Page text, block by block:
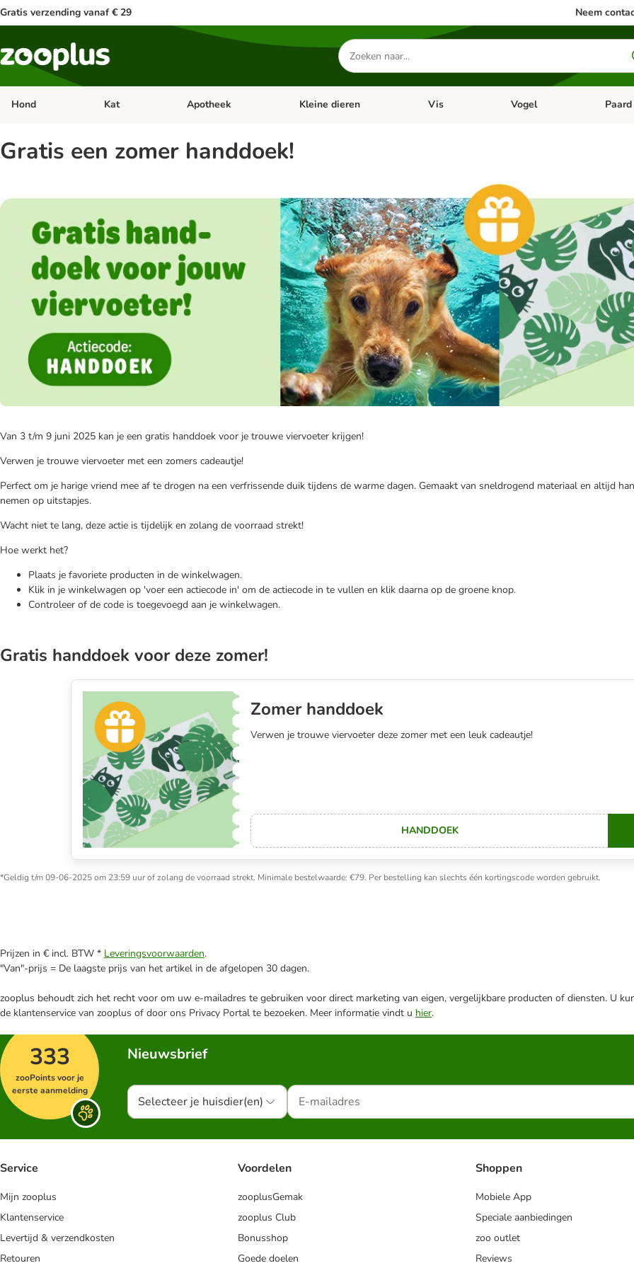
Gratis verzending vanaf € 29 Neem
Zoeken
naar
producten
Hond Open categorie menu: Hond
Kat Open categorie menu: Kat
Apotheek Open categorie menu: Apotheek
Kleine dieren Open categorie menu: Kleine dieren
Vis Open categorie menu: Vis
Vogel Open
Paard
Gratis een zomer handdoek!
Van 3 t/m 9 juni 2025 kan je een gratis handdoek voor je trouwe viervoeter krijgen!
Verwen je trouwe viervoeter met een zomers cadeautje!
Perfect om je harige vriend mee af te drogen na een verfrissende duik tijdens de warme dagen. Gemaakt van sneldrogend materiaal en altijd
nemen op uitstapjes.
Wacht niet te lang, deze actie is tijdelijk en zolang de voorraad strekt!
Hoe werkt het?
Plaats je favoriete producten in de winkelwagen.
Klik in je winkelwagen op 'voer een actiecode in' om de actiecode in te vullen en klik daarna op de groene knop.
Controleer of de code is toegevoegd aan je winkelwagen.
Gratis handdoek voor deze zomer!
Zomer handdoek
Verwen je trouwe viervoeter deze zomer met een leuk cadeautje!
HANDDOEK
*Geldig t/m 09-06-2025 om 23:59 uur of zolang de voorraad strekt. Minimale bestelwaarde: €79. Per bestelling kan slechts één kortingscode worden gebruikt.
Prijzen in € incl. BTW * Leveringsvoorwaarden.
"Van"-prijs = De laagste prijs van het artikel in de afgelopen 30 dagen.
zooplus behoudt zich het recht voor om uw e-mailadres te gebruiken voor direct marketing van eigen, vergelijkbare producten of diensten. U
de klantenservice van zooplus of door ons Privacy Portal te bezoeken. Meer informatie vindt u hier.
333
zooPoints voor je
eerste aanmelding
Nieuwsbrief
Selecteer je huisdier(en)
Service
Mijn zooplus
Klantenservice
Levertijd & verzendkosten
Retouren
Voordelen
zooplusGemak
zooplus Club
Bonusshop
Goede doelen
Shoppen
Mobiele App
Speciale aanbiedingen
zoo outlet
Reviews